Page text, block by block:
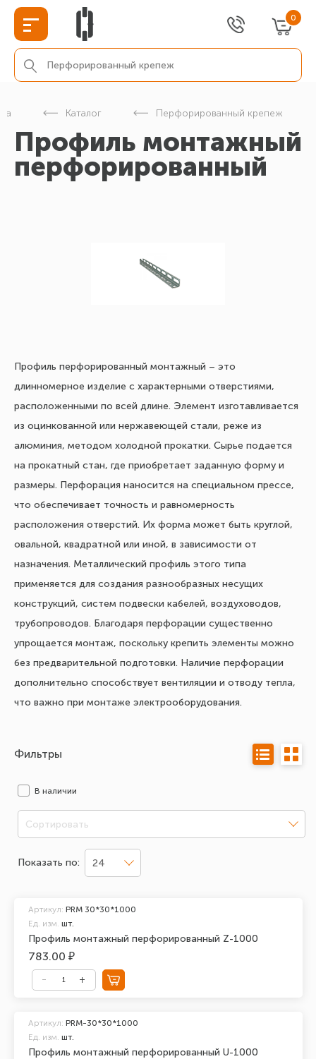
0
Каталог Перфорированный крепеж
Профиль монтажный
перфорированный
Профиль перфорированный монтажный – это
длинномерное изделие с характерными отверстиями,
расположенными по всей длине. Элемент изготавливается
из оцинкованной или нержавеющей стали, реже из
алюминия, методом холодной прокатки. Сырье подается
на прокатный стан, где приобретает заданную форму и
размеры. Перфорация наносится на специальном прессе,
что обеспечивает точность и равномерность
расположения отверстий. Их форма может быть круглой,
овальной, квадратной или иной, в зависимости от
назначения. Металлический профиль этого типа
применяется для создания разнообразных несущих
конструкций, систем подвески кабелей, воздуховодов,
трубопроводов. Благодаря перфорации существенно
упрощается монтаж, поскольку крепить элементы можно
без предварительной подготовки. Наличие перфорации
дополнительно способствует вентиляции и отводу тепла,
что важно при монтаже электрооборудования.
Фильтры
В наличии
Сортировать
Показать по: 24
Профиль монтажный перфорированный Z-1000
Артикул: PRM 30*30*1000
Ед. изм. шт.
783.00 ₽
Профиль монтажный перфорированный U-1000
Артикул: PRM-30*30*1000
Ед. изм. шт.